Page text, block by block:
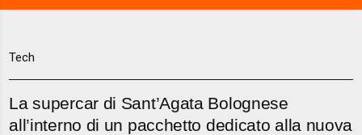
Tech
La supercar di Sant’Agata Bolognese
all’interno di un pacchetto dedicato alla nuova